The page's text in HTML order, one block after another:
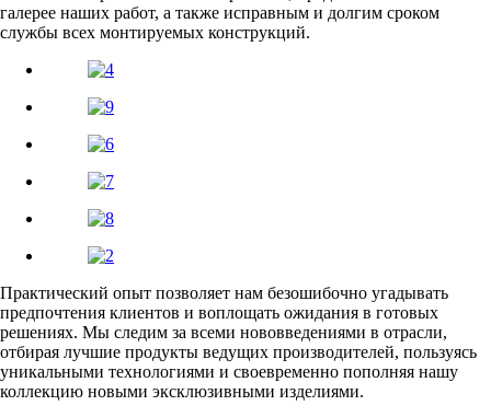
галерее наших работ, а также исправным и долгим сроком
службы всех монтируемых конструкций.
Практический опыт позволяет нам безошибочно угадывать
предпочтения клиентов и воплощать ожидания в готовых
решениях. Мы следим за всеми нововведениями в отрасли,
отбирая лучшие продукты ведущих производителей, пользуясь
уникальными технологиями и своевременно пополняя нашу
коллекцию новыми эксклюзивными изделиями.